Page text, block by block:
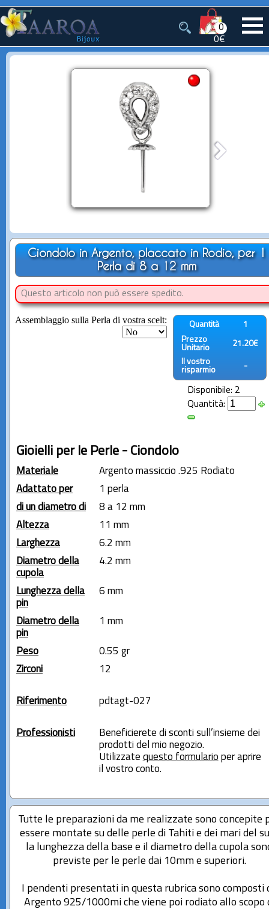
0
0€
Ciondolo in Argento, placcato in Rodio, per 1
Perla di 8 a 12 mm
Questo articolo non può essere spedito.
Assemblaggio sulla Perla di vostra scelt: Quantità
1
Prezzo
Unitario
21.20€
Il vostro
risparmio
-
Disponibile: 2
Quantità:
Gioielli per le Perle - Ciondolo
Materiale
Argento massiccio .925 Rodiato
Adattato per
1 perla
di un diametro di
8 a 12 mm
Altezza
11 mm
Larghezza
6.2 mm
Diametro della
cupola
4.2 mm
Lunghezza della
pin
6 mm
Diametro della
pin
1 mm
Peso
0.55 gr
Zirconi
12
Riferimento pdtagt-027
Professionisti
Beneficierete di sconti sull’insieme dei
prodotti del mio negozio.
Utilizzate questo formulario per aprire
il vostro conto.
Tutte le preparazioni da me realizzate sono concepite
essere montate su delle perle di Tahiti e dei mari del
la lunghezza della base e il diametro della cupola
previste per le perle dai 10mm e superiori.
I pendenti presentati in questa rubrica sono composti
Argento 925/1000mi che viene poi rodiato allo scopo